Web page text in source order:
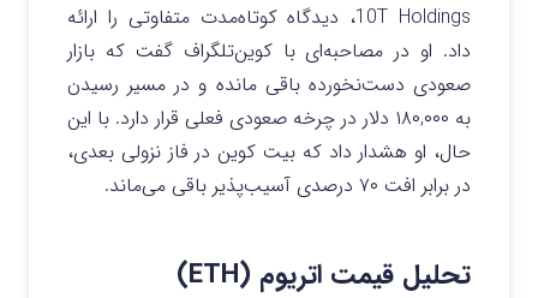
10T Holdings، دیدگاه کوتاه‌مدت متفاوتی را ارائه
داد. او در مصاحبه‌ای با کوین‌تلگراف گفت که بازار
صعودی دست‌نخورده باقی مانده و در مسیر رسیدن
به ۱۸۰,۰۰۰ دلار در چرخه صعودی فعلی قرار دارد. با این
حال، او هشدار داد که بیت کوین در فاز نزولی بعدی،
در برابر افت ۷۰ درصدی آسیب‌پذیر باقی می‌ماند.
تحلیل قیمت اتریوم (ETH)